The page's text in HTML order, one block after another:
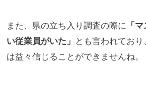
また、県の立ち入り調査の際に 「
い従業員がいた」 とも言われてお
は益々信じることができませんね。